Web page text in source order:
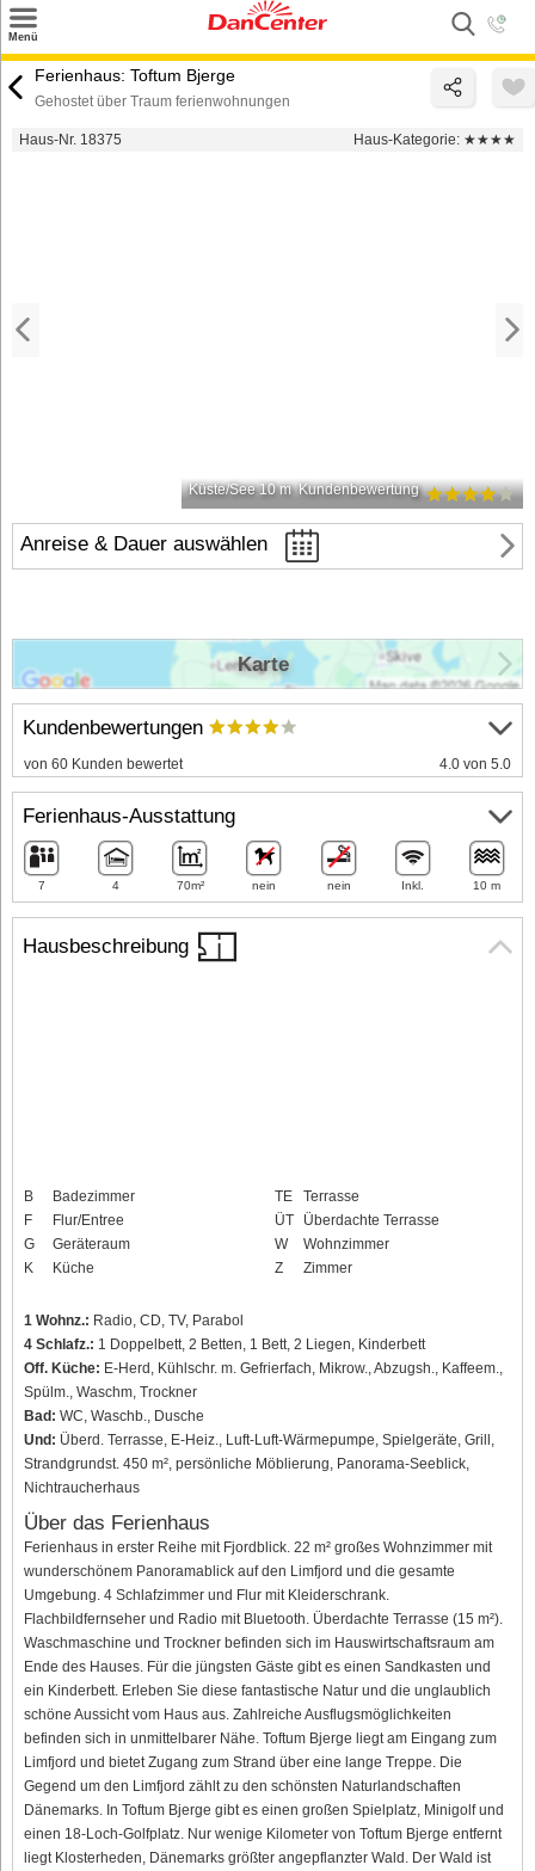
Menü
Suchen
Ferienhaus: Toftum Bjerge
Gehostet über Traum ferienwohnungen
Haus-Nr. 18375 Haus-Kategorie: ★★★★
Küste/See 10 m Kundenbewertung
Anreise & Dauer auswählen
Hausbeschreibung
B
Badezimmer
F
Flur/Entree
G
Geräteraum
K
Küche
TE
Terrasse
ÜT
Überdachte Terrasse
W
Wohnzimmer
Z
Zimmer
1 Wohnz.: Radio, CD, TV, Parabol
4 Schlafz.: 1 Doppelbett, 2 Betten, 1 Bett, 2 Liegen, Kinderbett
Off. Küche: E-Herd, Kühlschr. m. Gefrierfach, Mikrow., Abzugsh., Kaffeem.,
Spülm., Waschm, Trockner
Bad: WC, Waschb., Dusche
Und: Überd. Terrasse, E-Heiz., Luft-Luft-Wärmepumpe, Spielgeräte, Grill,
Strandgrundst. 450 m², persönliche Möblierung, Panorama-Seeblick,
Nichtraucherhaus
Über das Ferienhaus
Ferienhaus in erster Reihe mit Fjordblick. 22 m² großes Wohnzimmer mit
wunderschönem Panoramablick auf den Limfjord und die gesamte
Umgebung. 4 Schlafzimmer und Flur mit Kleiderschrank.
Flachbildfernseher und Radio mit Bluetooth. Überdachte Terrasse (15 m²).
Waschmaschine und Trockner befinden sich im Hauswirtschaftsraum am
Ende des Hauses. Für die jüngsten Gäste gibt es einen Sandkasten und
ein Kinderbett. Erleben Sie diese fantastische Natur und die unglaublich
schöne Aussicht vom Haus aus. Zahlreiche Ausflugsmöglichkeiten
befinden sich in unmittelbarer Nähe. Toftum Bjerge liegt am Eingang zum
Limfjord und bietet Zugang zum Strand über eine lange Treppe. Die
Gegend um den Limfjord zählt zu den schönsten Naturlandschaften
Dänemarks. In Toftum Bjerge gibt es einen großen Spielplatz, Minigolf und
einen 18-Loch-Golfplatz. Nur wenige Kilometer von Toftum Bjerge entfernt
liegt Klosterheden, Dänemarks größter angepflanzter Wald. Der Wald ist
Kundenbewertungen
von 60 Kunden bewertet 4.0 von 5.0
Ferienhaus-Ausstattung
7 4 70m² nein nein Inkl. 10 m
Karte